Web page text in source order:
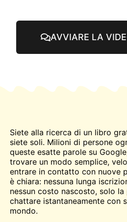
AVVIARE LA
Siete alla ricerca di un libro
siete soli. Milioni di persone
queste esatte parole su
trovare un modo semplice,
entrare in contatto con nuove
è chiara: nessuna lunga
nessun costo nascosto, solo
chattare istantaneamente con
mondo.